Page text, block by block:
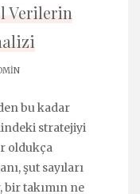
Verilerin
bu kadar
stratejiyi
oldukça
şut sayıları
bir takımın ne